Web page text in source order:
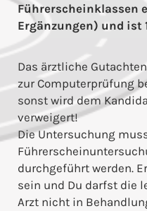
Führerscheinklassen
Ergänzungen) und ist
Das ärztliche
zur Computerprüfung
sonst wird dem
verweigert!
Die Untersuchung
durchgeführt werden.
sein und Du darfst die
Arzt nicht in